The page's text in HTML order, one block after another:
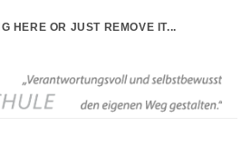
HERE OR JUST REMOVE IT...